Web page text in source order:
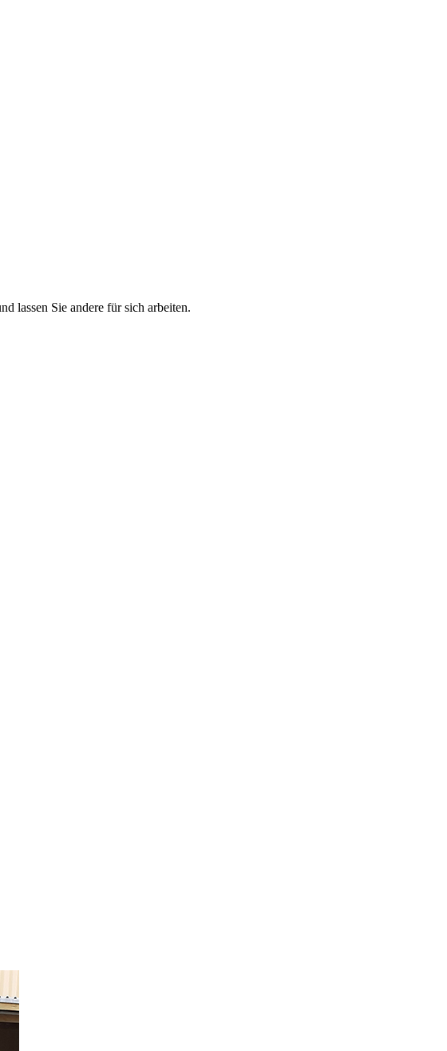
lassen Sie andere für sich arbeiten.